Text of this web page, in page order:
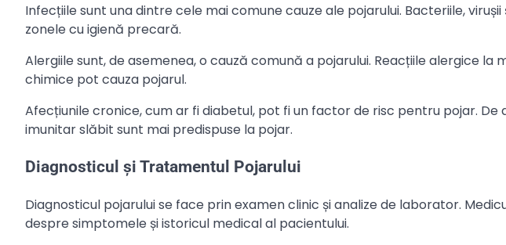
Infecțiile sunt una dintre cele mai comune cauze ale pojarului. Bacteriile,
zonele cu igienă precară.
Alergiile sunt, de asemenea, o cauză comună a pojarului. Reacțiile alergice
chimice pot cauza pojarul.
Afecțiunile cronice, cum ar fi diabetul, pot fi un factor de risc pentru pojar. De
imunitar slăbit sunt mai predispuse la pojar.
Diagnosticul și Tratamentul Pojarului
Diagnosticul pojarului se face prin examen clinic și analize de laborator.
despre simptomele și istoricul medical al pacientului.